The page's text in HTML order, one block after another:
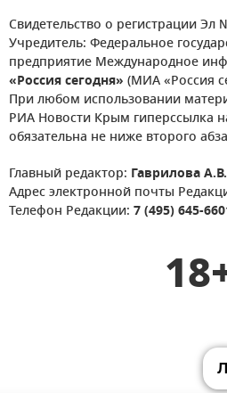
Свидетельство о регистрации Эл
Учредитель: Федеральное
предприятие Международное
«Россия сегодня» (МИА «Россия
При любом использовании
РИА Новости Крым гиперссылка
обязательна не ниже второго
Главный редактор: Гаврилова А.В.
Адрес электронной почты
Телефон Редакции: 7 (495) 645-